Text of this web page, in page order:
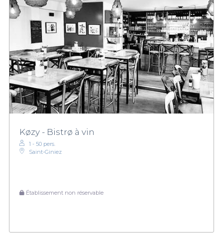
Køzy - Bistrø à vin
1 - 50 pers.
Saint-Giniez
Établissement non réservable